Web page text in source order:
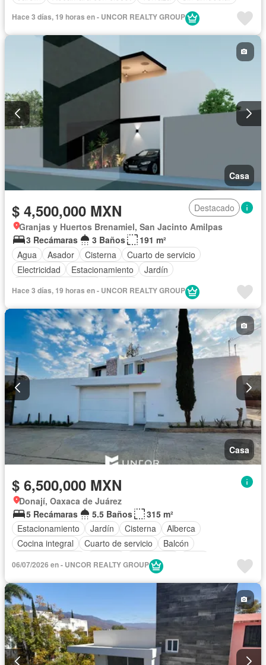
Hace 3 días, 19 horas en - UNCOR REALTY GROUP
Casa
$ 4,500,000 MXN
Destacado
Granjas y Huertos Brenamiel, San Jacinto Amilpas
3 Recámaras
3 Baños
191 m²
Agua
Asador Cisterna
Cuarto de servicio
Electricidad
Estacionamiento
Jardín
Hace 3 días, 19 horas en - UNCOR REALTY GROUP
Casa
$ 6,500,000 MXN
Donají, Oaxaca de Juárez
5 Recámaras
5.5 Baños
315 m²
Estacionamiento
Jardín Cisterna
Alberca
Cocina integral
Cuarto de servicio
Balcón
Electricidad
Sin amueblar
06/07/2026 en - UNCOR REALTY GROUP